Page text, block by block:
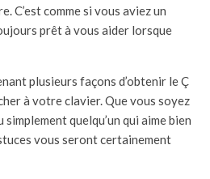
C’est comme si vous aviez un
prêt à vous aider lorsque
plusieurs façons d’obtenir le Ç
à votre clavier. Que vous soyez
quelqu’un qui aime bien
vous seront certainement